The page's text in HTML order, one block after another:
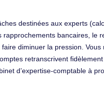
destinées aux experts
bancaires, le
diminuer la pression.
retranscrivent
d’expertise-comptable à